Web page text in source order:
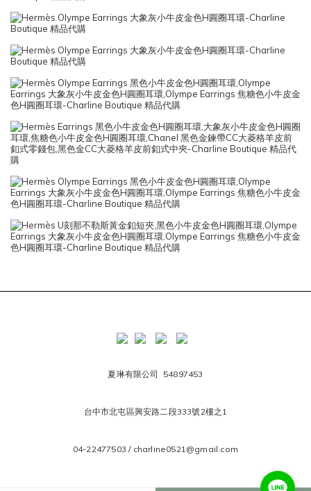
夏琳有限公司 54897453
台中市北屯區興安路二段333號2樓之1
04-22477503 / charline0521@gmail.com